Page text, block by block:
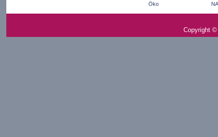
Öko
Copyright